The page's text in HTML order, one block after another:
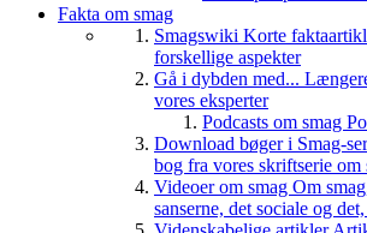
Fakta om smag
Smagswiki Korte
forskellige aspekter
Gå i dybden med...
vores eksperter
Podcasts om smag
Download bøger i Smag-
bog fra vores skriftserie om
Videoer om smag Om
sanserne, det sociale og